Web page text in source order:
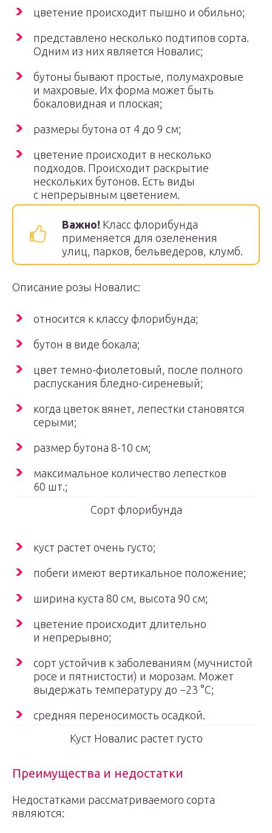
цветение происходит пышно и обильно;
представлено несколько подтипов сорта.
Одним из них является Новалис;
бутоны бывают простые, полумахровые
и махровые. Их форма может быть
бокаловидная и плоская;
размеры бутона от 4 до 9 см;
цветение происходит в несколько
подходов. Происходит раскрытие
нескольких бутонов. Есть виды
с непрерывным цветением.
Важно! Класс флорибунда
применяется для озеленения
улиц, парков, бельведеров, клумб.
Описание розы Новалис:
относится к классу флорибунда;
бутон в виде бокала;
цвет темно-фиолетовый, после полного
распускания бледно-сиреневый;
когда цветок вянет, лепестки становятся
серыми;
размер бутона 8-10 см;
максимальное количество лепестков
60 шт.;
Сорт флорибунда
куст растет очень густо;
побеги имеют вертикальное положение;
ширина куста 80 см, высота 90 см;
цветение происходит длительно
и непрерывно;
сорт устойчив к заболеваниям (мучнистой
росе и пятнистости) и морозам. Может
выдержать температуру до −23 °С;
средняя переносимость осадкой.
Куст Новалис растет густо
Преимущества и недостатки
Недостатками рассматриваемого сорта
являются: